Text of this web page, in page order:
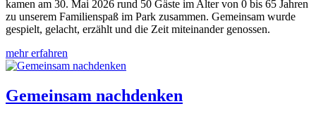
kamen am 30. Mai 2026 rund 50 Gäste im Alter von 0 bis 65 Jahren
zu unserem Familienspaß im Park zusammen. Gemeinsam wurde
gespielt, gelacht, erzählt und die Zeit miteinander genossen.
mehr erfahren
Gemeinsam nachdenken